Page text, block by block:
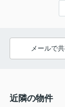
メールで
近隣の物件